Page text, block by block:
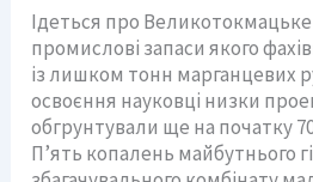
Ідеться про
промислові запаси якого
із лишком тонн марганцевих
освоєння науковці низки
обгрунтували ще на початку
П’ять копалень майбутнього